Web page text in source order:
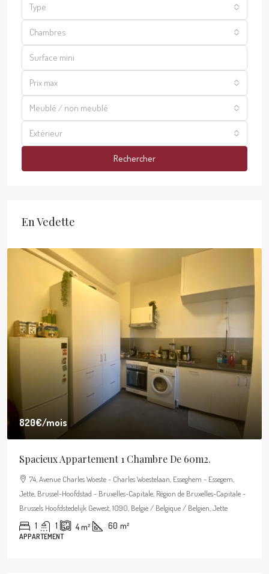
Type
Chambres
Prix max
Meublé / non meublé
Extérieur
Rechercher
En Vedette
990€/mois
Bel Appartement Meublé – 1 Chambre
56, Avenue Huart Hamoir - Huart Hamoirlaan, Monplaisir, Schaerbeek -
Schaarbeek, Brussel-Hoofdstad - Bruxelles-Capitale, Région de Bruxelles-
Capitale - Brussels Hoofdstedelijk Gewest, 1030, België / Belgique / Belgien,
Schaerbeek
1 1